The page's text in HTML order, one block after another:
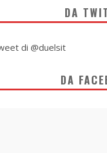
DA
di @duelsit
DA